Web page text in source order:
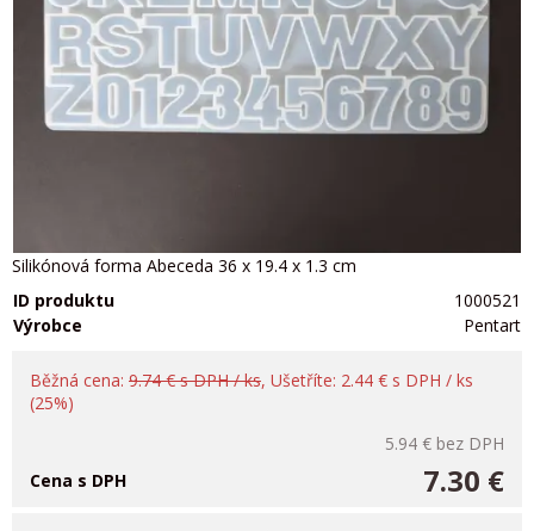
Silikónová forma Abeceda 36 x 19.4 x 1.3 cm
ID produktu
1000521
Výrobce
Pentart
Běžná cena: 9.74 € s DPH / ks, Ušetříte: 2.44 € s DPH / ks
(25%)
5.94 € bez DPH
7.30 €
Cena s DPH